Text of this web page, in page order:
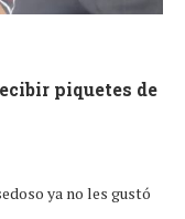
piquetes de
ya no les gustó